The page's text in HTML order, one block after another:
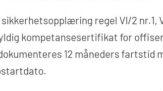
regel VI/2 nr.1,
kompetansesertifikat for
12 måneders